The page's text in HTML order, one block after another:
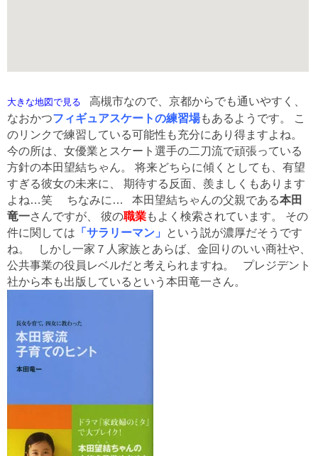
大きな地図で見る
高槻市なので、京都からでも通いやすく、
なおかつフィギュアスケートの練習場もあるようです。 こ
のリンクで練習している可能性も充分にあり得ますよね。
今の所は、女優業とスケート選手の二刀流で頑張っている
方針の本田望結ちゃん。 将来どちらに傾くとしても、有望
すぎる彼女の未来に、 期待する反面、羨ましくもあります
よね…笑 ちなみに… 本田望結ちゃんの父親である本田
竜一さんですが、 彼の職業もよく検索されています。 その
件に関しては 「サラリーマン」
という説が濃厚だそうです
ね。 しかし一家７人家族とあらば、金回りのいい商社や、
公共事業の役員レベルだと考えられますね。 プレジデント
社から本も出版しているという本田竜一さん。